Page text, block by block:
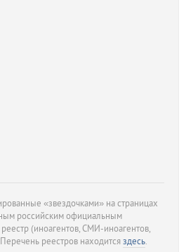
«звездочками» на страницах
российским официальным
(иноагентов, СМИ-иноагентов,
реестров находитсяздесь.